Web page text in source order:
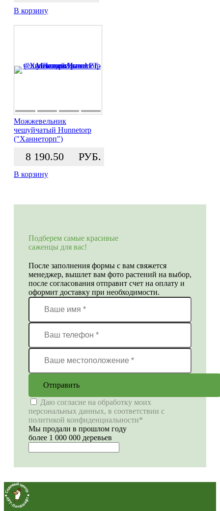
В корзину
Можжевельник
чешуйчатый Hunnetorp
("Ханнеторп")
8 190.50 РУБ.
В корзину
Подберем самые красивые
саженцы для вас!
После заполнения формы с вам свяжется
менеджер, вышлет вам фото растений на выбор,
после согласования отправит счет на оплату и
оформит доставку при необходимости.
Отправить
Даю согласие на обработку моих
персональных данных, в соответствии с
политикой конфиденциальности*
Мы продали в прошлом году
более 1 000 000 деревьев